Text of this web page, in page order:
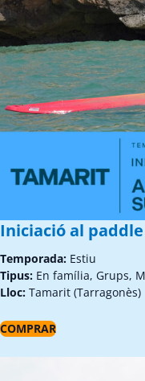
Iniciació al
Temporada: Estiu
Tipus: En família, Grups,
Lloc: Tamarit (Tarragonès)
COMPRAR